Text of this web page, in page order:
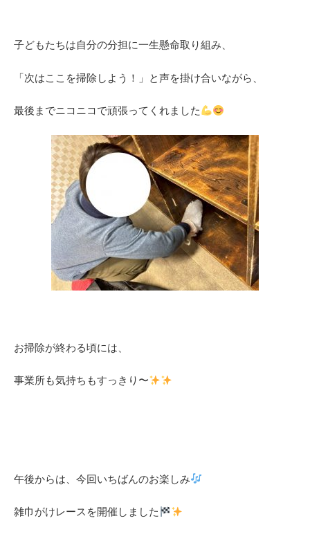
子どもたちは自分の分担に一生懸命取り組み、
「次はここを掃除しよう！」と声を掛け合いながら、
最後までニコニコで頑張ってくれました
お掃除が終わる頃には、
事業所も気持ちもすっきり〜
午後からは、今回いちばんのお楽しみ
雑巾がけレース を開催しました